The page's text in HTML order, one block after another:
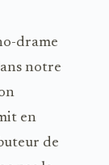
drame
notre
en
de